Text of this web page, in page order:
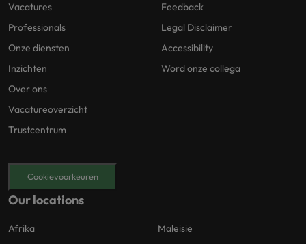
Vacatures
Professionals
Onze diensten
Inzichten
Over ons
Vacatureoverzicht
Trustcentrum
Feedback
Legal Disclaimer
Accessibility
Word onze collega
Cookievoorkeuren
Our locations
Afrika
Maleisië